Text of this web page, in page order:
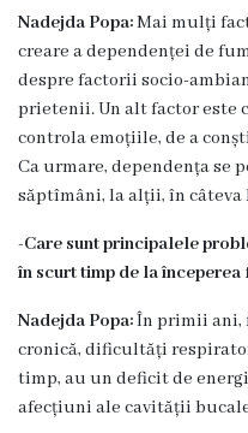
Ambulator
Staționar
de
zi
Centrul
de
familie
Secţia
medicina
de
Nadejda Popa:Mai mulți
creare a dependenței de
despre factorii socio-
prietenii. Un alt factor este
controla emoțiile, de a
Ca urmare, dependența se
săptîmâni, la alții, în
-Care sunt principalele
în scurt timp de la începerea
Nadejda Popa:În primii ani,
cronică, dificultăți
timp, au un deficit de
afecțiuni ale cavității